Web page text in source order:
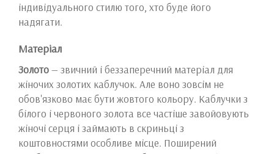
індивідуального стилю того, хто буде його
надягати.
Матеріал
Золото— звичний і беззаперечний матеріал для
жіночих золотих каблучок. Але воно зовсім не
обов'язково має бути жовтого кольору. Каблучки з
білого і червоного золота все частіше завойовують
жіночі серця і займають в скриньці з
коштовностями особливе місце. Поширений